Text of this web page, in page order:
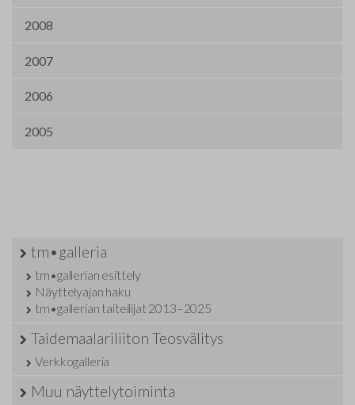
2008
2007
2006
2005
tm•galleria
tm•gallerian esittely
Näyttelyajan haku
tm•gallerian taiteilijat 2013–2025
Taidemaalariliiton Teosvälitys
Verkkogalleria
Muu näyttelytoiminta